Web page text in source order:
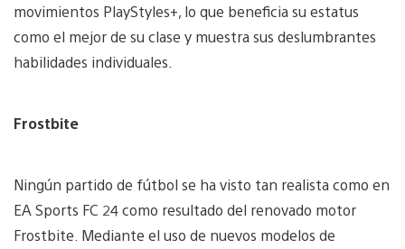
movimientos PlayStyles+, lo que beneficia su estatus
como el mejor de su clase y muestra sus deslumbrantes
habilidades individuales.
Frostbite
Ningún partido de fútbol se ha visto tan realista como en
EA Sports FC 24 como resultado del renovado motor
Frostbite. Mediante el uso de nuevos modelos de